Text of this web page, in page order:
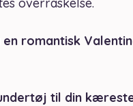
en romantisk
til din